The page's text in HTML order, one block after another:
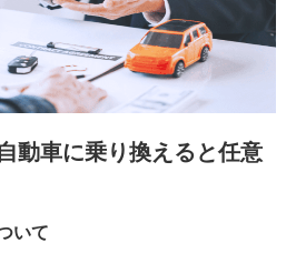
株式会社 (https://www.sbipet-
会社
)
期保険株式会社
保険株式会社
)
x.co.jp/)
動車に乗り換えると任意
いて